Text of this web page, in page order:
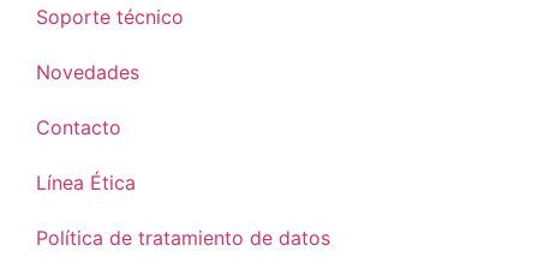
Soporte técnico
Novedades
Contacto
Línea Ética
Política de tratamiento de datos